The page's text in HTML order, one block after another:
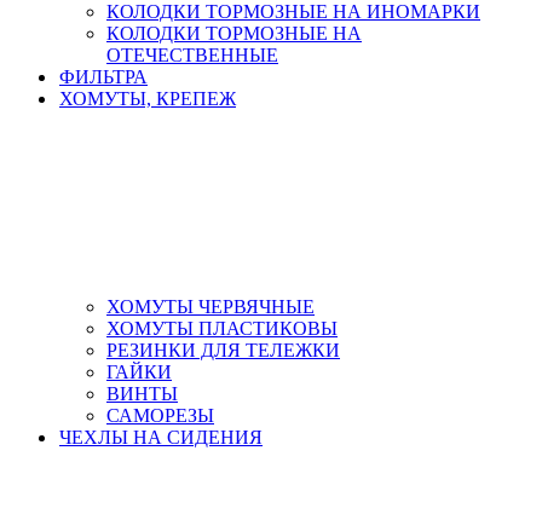
КОЛОДКИ ТОРМОЗНЫЕ НА ИНОМАРКИ
КОЛОДКИ ТОРМОЗНЫЕ НА
ОТЕЧЕСТВЕННЫЕ
ФИЛЬТРА
ХОМУТЫ, КРЕПЕЖ
ХОМУТЫ ЧЕРВЯЧНЫЕ
ХОМУТЫ ПЛАСТИКОВЫ
РЕЗИНКИ ДЛЯ ТЕЛЕЖКИ
ГАЙКИ
ВИНТЫ
САМОРЕЗЫ
ЧЕХЛЫ НА СИДЕНИЯ